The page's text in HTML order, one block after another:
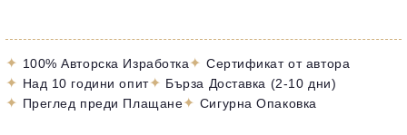
✦ 100% Авторска Изработка✦ Сертификат от автора
✦ Над 10 години опит✦ Бърза Доставка (2-10 дни)
✦ Преглед преди Плащане✦ Сигурна Опаковка